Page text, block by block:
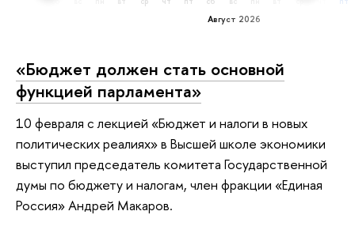
Август 2026
«Бюджет должен стать основной
функцией парламента»
10 февраля с лекцией «Бюджет и налоги в новых
политических реалиях» в Высшей школе экономики
выступил председатель комитета Государственной
думы по бюджету и налогам, член фракции «Единая
Россия» Андрей Макаров.